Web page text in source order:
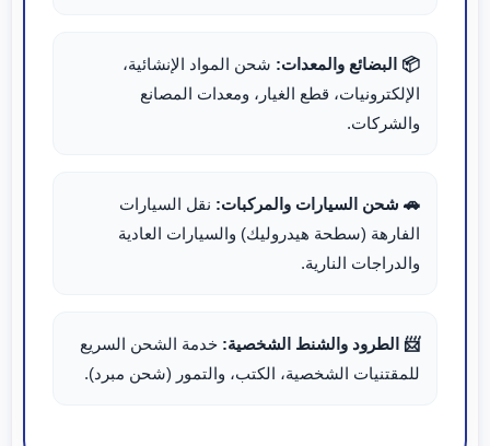
📦 البضائع والمعدات: شحن المواد الإنشائية،
الإلكترونيات، قطع الغيار، ومعدات المصانع
والشركات.
🚗 شحن السيارات والمركبات: نقل السيارات
الفارهة (سطحة هيدروليك) والسيارات العادية
والدراجات النارية.
📨 الطرود والشنط الشخصية: خدمة الشحن السريع
للمقتنيات الشخصية، الكتب، والتمور (شحن مبرد).